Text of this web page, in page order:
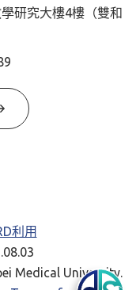
研究大樓4樓（雙和
利用
Medical University.